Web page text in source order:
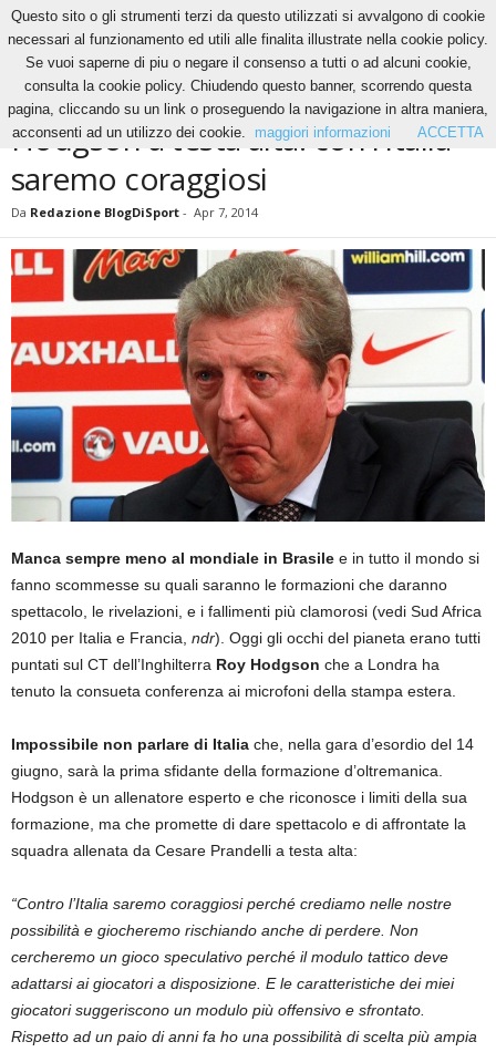
News Hodgson a testa alta: con l’Italia saremo coraggiosi
NEWS
Hodgson a testa alta: con l’Italia
saremo coraggiosi
Da Redazione BlogDiSport - Apr 7, 2014
Manca sempre meno al mondiale in Brasile e in tutto il mondo si
fanno scommesse su quali saranno le formazioni che daranno
spettacolo, le rivelazioni, e i fallimenti più clamorosi (vedi Sud Africa
2010 per Italia e Francia, ndr). Oggi gli occhi del pianeta erano tutti
puntati sul CT dell’Inghilterra Roy Hodgson che a Londra ha
tenuto la consueta conferenza ai microfoni della stampa estera.
Impossibile non parlare di Italia che, nella gara d’esordio del 14
giugno, sarà la prima sfidante della formazione d’oltremanica.
Hodgson è un allenatore esperto e che riconosce i limiti della sua
formazione, ma che promette di dare spettacolo e di affrontate la
squadra allenata da Cesare Prandelli a testa alta:
“Contro l’Italia saremo coraggiosi perché crediamo nelle nostre
possibilità e giocheremo rischiando anche di perdere. Non
cercheremo un gioco speculativo perché il modulo tattico deve
adattarsi ai giocatori a disposizione. E le caratteristiche dei miei
giocatori suggeriscono un modulo più offensivo e sfrontato.
Rispetto ad un paio di anni fa ho una possibilità di scelta più ampia
Questo sito o gli strumenti terzi da questo utilizzati si avvalgono di cookie
necessari al funzionamento ed utili alle finalita illustrate nella cookie policy.
Se vuoi saperne di piu o negare il consenso a tutti o ad alcuni cookie,
consulta la cookie policy. Chiudendo questo banner, scorrendo questa
pagina, cliccando su un link o proseguendo la navigazione in altra maniera,
acconsenti ad un utilizzo dei cookie.
maggiori informazioni ACCETTA